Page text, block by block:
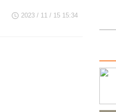
2023 / 11 / 15 15:34